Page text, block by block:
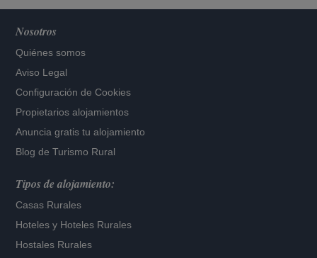
Nosotros
Quiénes somos
Aviso Legal
Configuración de Cookies
Propietarios alojamientos
Anuncia gratis tu alojamiento
Blog de Turismo Rural
Tipos de alojamiento:
Casas Rurales
Hoteles y Hoteles Rurales
Hostales Rurales